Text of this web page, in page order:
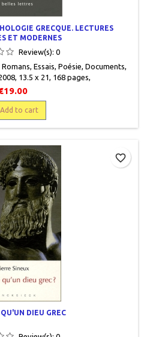
GRECQUE. LECTURES
ET MODERNES
Review(s): 0
Essais, Poésie, Documents,
13.5 x 21, 168 pages,
Add to cart
DIEU GREC
favorite_border